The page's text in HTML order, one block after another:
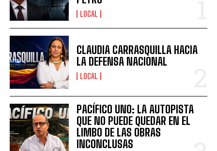
LOCAL
CLAUDIA CARRASQUILLA HACIA
LA DEFENSA NACIONAL
LOCAL
PACÍFICO UNO: LA AUTOPISTA
QUE NO PUEDE QUEDAR EN EL
LIMBO DE LAS OBRAS
INCONCLUSAS